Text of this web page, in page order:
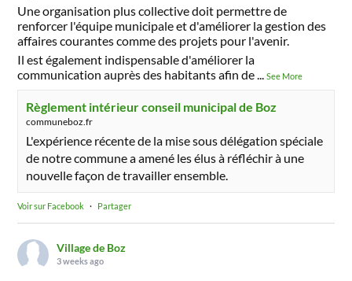
Une organisation plus collective doit permettre de
renforcer l'équipe municipale et d'améliorer la gestion des
affaires courantes comme des projets pour l'avenir.
Il est également indispensable d'améliorer la
communication auprès des habitants afin de...See More
Règlement intérieur conseil municipal de Boz
communeboz.fr
L'expérience récente de la mise sous délégation spéciale
de notre commune a amené les élus à réfléchir à une
nouvelle façon de travailler ensemble.
Voir sur Facebook · Partager
Village de Boz
3 weeks ago